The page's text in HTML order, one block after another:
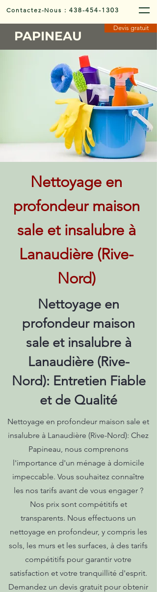
Contactez-Nous :438-454-1303
PAPINEAU
Devis gratuit
Nettoyage en
profondeur maison
sale et insalubre à
Lanaudière (Rive-
Nord)
Nettoyage en
profondeur maison
sale et insalubre à
Lanaudière (Rive-
Nord): Entretien Fiable
et de Qualité
Nettoyage en profondeur maison sale et
insalubre à Lanaudière (Rive-Nord): Chez
Papineau, nous comprenons
l'importance d'un ménage à domicile
impeccable. Vous souhaitez connaître
les nos tarifs avant de vous engager ?
Nos prix sont compétitifs et
transparents. Nous effectuons un
nettoyage en profondeur, y compris les
sols, les murs et les surfaces, à des tarifs
compétitifs pour garantir votre
satisfaction et votre tranquillité d'esprit.
Demandez un devis gratuit pour obtenir